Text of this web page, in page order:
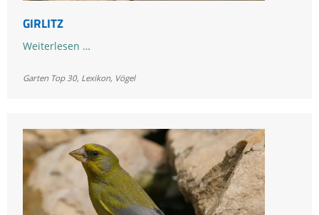
GIRLITZ
Weiterlesen …
Garten Top 30, Lexikon, Vögel